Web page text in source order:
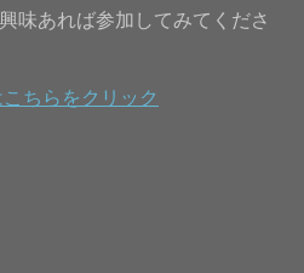
味あれば参加してみてくださ
ちらをクリック